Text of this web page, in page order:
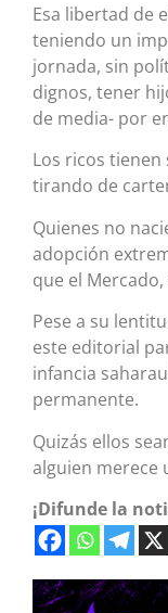
Esa libertad de
teniendo un
jornada, sin
dignos, tener
de media- por
Los ricos
tirando de
Quienes no
adopción
que el
Pese a su
este editorial
infancia
permanente.
Quizás ellos
alguien merece
¡Difunde la